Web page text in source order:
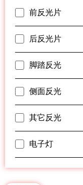
前反光片
后反光片
脚踏反光
侧面反光
其它反光
电子灯